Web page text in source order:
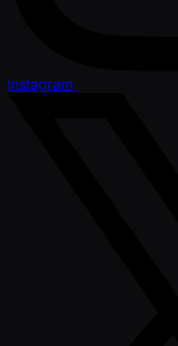
Instagram